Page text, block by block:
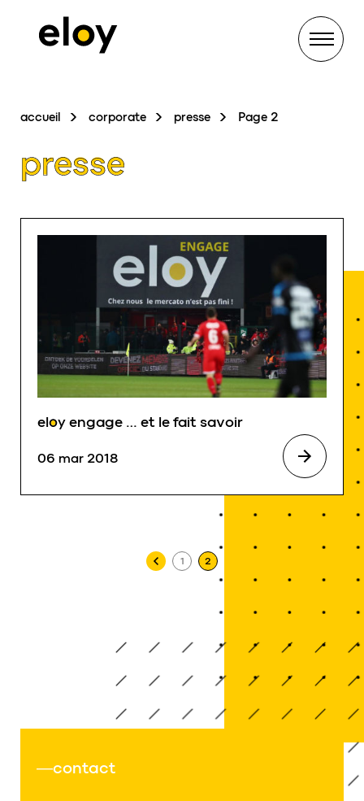
Menu
accueil corporate presse Page 2
presse
eloyengage … et le fait savoir
06 mar 2018
Pagination des publications
1 2
contact